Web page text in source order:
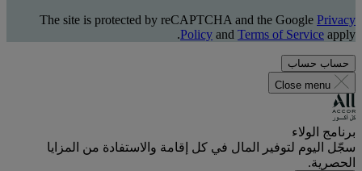
The site is protected by reCAPTCHA and the Google Privacy
Policy and Terms of Service apply.
حساب حساب
Close menu
برنامج الولاء
سجّل اليوم لتوفير المال في كل إقامة والاستفادة من المزايا
الحصرية.